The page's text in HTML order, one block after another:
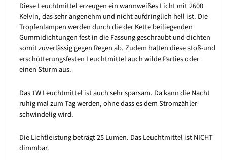
Diese Leuchtmittel erzeugen ein warmweißes Licht mit 2600
Kelvin, das sehr angenehm und nicht aufdringlich hell ist. Die
Tropfenlampen werden durch die der Kette beiliegenden
Gummidichtungen fest in die Fassung geschraubt und dichten
somit zuverlässig gegen Regen ab. Zudem halten diese stoß-und
erschütterungsfesten Leuchtmittel auch wilde Parties oder
einen Sturm aus.
Das 1W Leuchtmittel ist auch sehr sparsam. Da kann die Nacht
ruhig mal zum Tag werden, ohne dass es dem Stromzähler
schwindelig wird.
Die Lichtleistung beträgt 25 Lumen. Das Leuchtmittel ist NICHT
dimmbar.